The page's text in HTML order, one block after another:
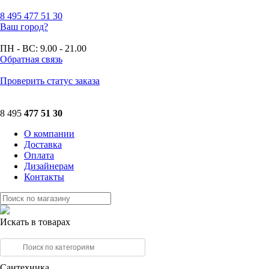
8 495 477 51 30
Ваш город?
ПН - ВС: 9.00 - 21.00
Обратная связь
Проверить статус заказа
8 495 477 51 30
О компании
Доставка
Оплата
Дизайнерам
Контакты
Искать в товарах